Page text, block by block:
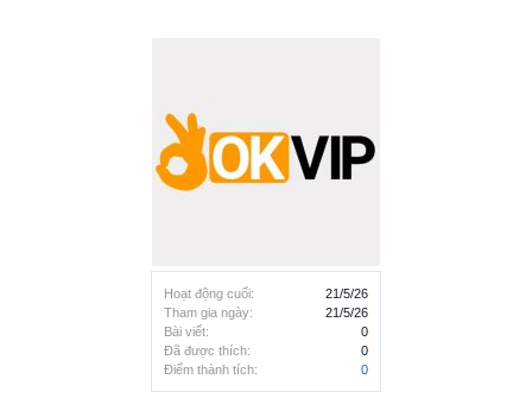
Hoạt động cuối:
21/5/26
Tham gia ngày:
21/5/26
Bài viết:
0
Đã được thích:
0
Điểm thành tích:
0